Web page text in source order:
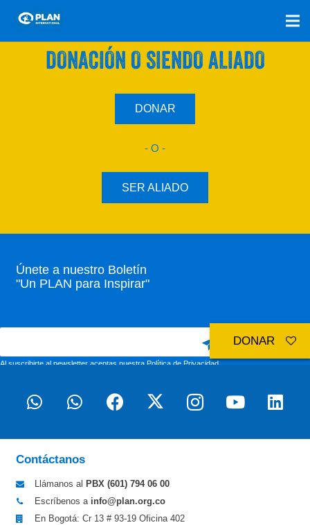
SÚMATE A NUESTRO PLAN CON UNA
DONACIÓN O SIENDO ALIADO
DONAR
- O -
SER ALIADO
Únete a nuestro Boletín
"Un PLAN para Inspirar"
Al suscribirte al newsletter aceptas nuestraPolítica de Privacidad
Contáctanos
Llámanos al PBX (601) 794 06 00
Escríbenos a info@plan.org.co
En Bogotá: Cr 13 # 93-19 Oficina 402
DONAR